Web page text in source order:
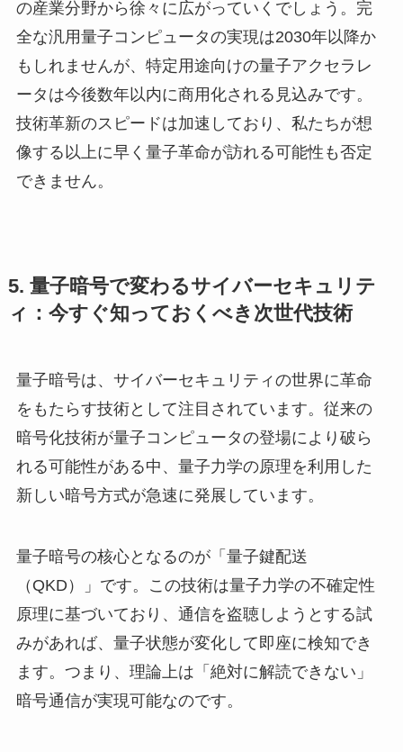
の産業分野から徐々に広がっていくでしょう。完
全な汎用量子コンピュータの実現は2030年以降か
もしれませんが、特定用途向けの量子アクセラレ
ータは今後数年以内に商用化される見込みです。
技術革新のスピードは加速しており、私たちが想
像する以上に早く量子革命が訪れる可能性も否定
できません。
5. 量子暗号で変わるサイバーセキュリテ
ィ：今すぐ知っておくべき次世代技術
量子暗号は、サイバーセキュリティの世界に革命
をもたらす技術として注目されています。従来の
暗号化技術が量子コンピュータの登場により破ら
れる可能性がある中、量子力学の原理を利用した
新しい暗号方式が急速に発展しています。
量子暗号の核心となるのが「量子鍵配送
（QKD）」です。この技術は量子力学の不確定性
原理に基づいており、通信を盗聴しようとする試
みがあれば、量子状態が変化して即座に検知でき
ます。つまり、理論上は「絶対に解読できない」
暗号通信が実現可能なのです。